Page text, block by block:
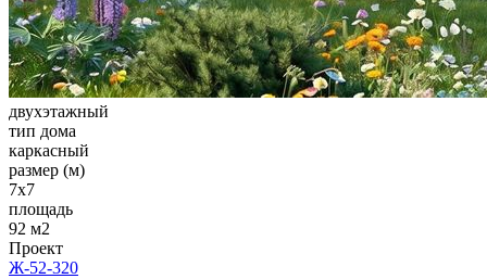
двухэтажный
тип дома
каркасный
размер (м)
7x7
площадь
92 м2
Проект
Ж-52-320